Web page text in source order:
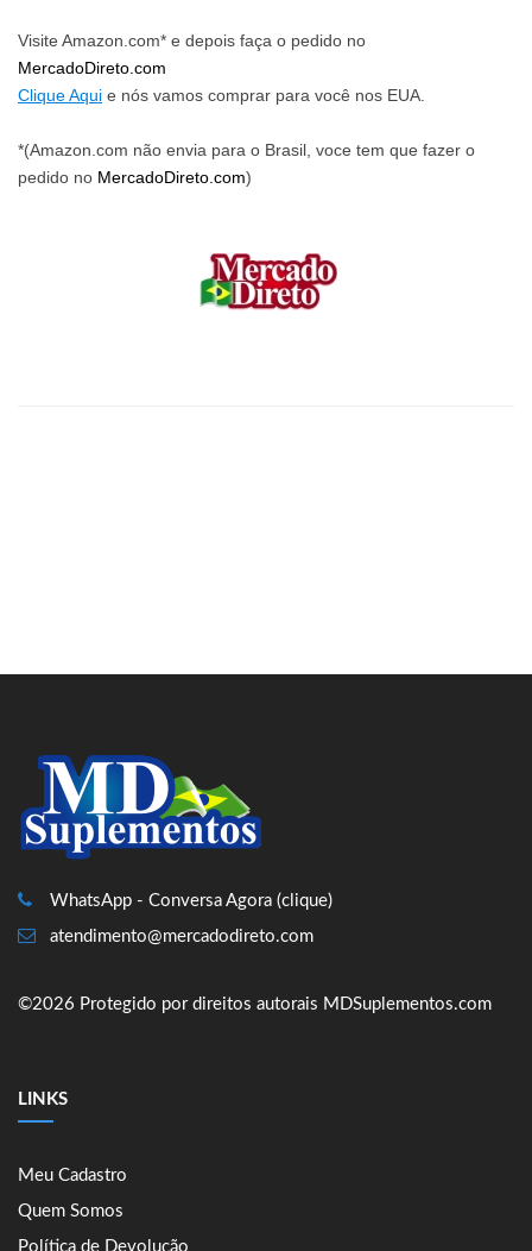
Visite Amazon.com* e depois faça o pedido no
MercadoDireto.com
Clique Aqui e nós vamos comprar para você nos EUA.
*(Amazon.com não envia para o Brasil, voce tem que fazer o
pedido no MercadoDireto.com)
WhatsApp - Conversa Agora (clique)
atendimento@mercadodireto.com
©2026 Protegido por direitos autorais MDSuplementos.com
LINKS
Meu Cadastro
Quem Somos
Política de Devolução